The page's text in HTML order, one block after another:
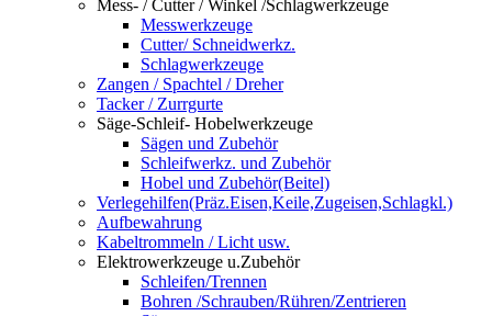
Mess- / Cutter / Winkel /Schlagwerkzeuge
Messwerkzeuge
Cutter/ Schneidwerkz.
Schlagwerkzeuge
Zangen / Spachtel / Dreher
Tacker / Zurrgurte
Säge-Schleif- Hobelwerkzeuge
Sägen und Zubehör
Schleifwerkz. und Zubehör
Hobel und Zubehör(Beitel)
Verlegehilfen(Präz.Eisen,Keile,Zugeisen,Schlagkl.)
Aufbewahrung
Kabeltrommeln / Licht usw.
Elektrowerkzeuge u.Zubehör
Schleifen/Trennen
Bohren /Schrauben/Rühren/Zentrieren